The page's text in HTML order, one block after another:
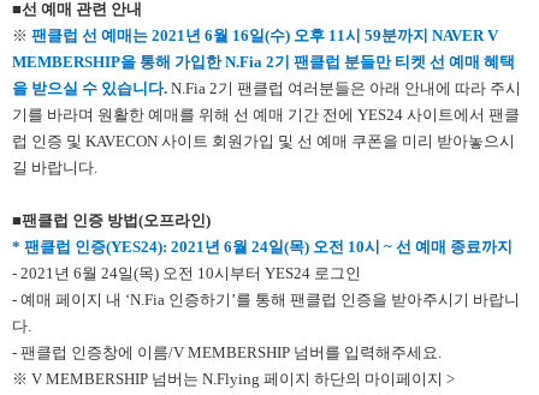
■선 예매 관련 안내
※ 팬클럽 선 예매는 2021년 6월 16일(수) 오후 11시 59분까지 NAVER V
MEMBERSHIP을 통해 가입한 N.Fia 2기 팬클럽 분들만 티켓 선 예매 혜택
을 받으실 수 있습니다. N.Fia 2기 팬클럽 여러분들은 아래 안내에 따라 주시
기를 바라며 원활한 예매를 위해 선 예매 기간 전에 YES24 사이트에서 팬클
럽 인증 및 KAVECON 사이트 회원가입 및 선 예매 쿠폰을 미리 받아놓으시
길 바랍니다.
■팬클럽 인증 방법(오프라인)
* 팬클럽 인증(YES24): 2021년 6월 24일(목) 오전 10시 ~ 선 예매 종료까지
- 2021년 6월 24일(목) 오전 10시부터 YES24 로그인
- 예매 페이지 내 ‘N.Fia 인증하기’를 통해 팬클럽 인증을 받아주시기 바랍니
다.
- 팬클럽 인증창에 이름/V MEMBERSHIP 넘버를 입력해주세요.
※ V MEMBERSHIP 넘버는 N.Flying 페이지 하단의 마이페이지 >